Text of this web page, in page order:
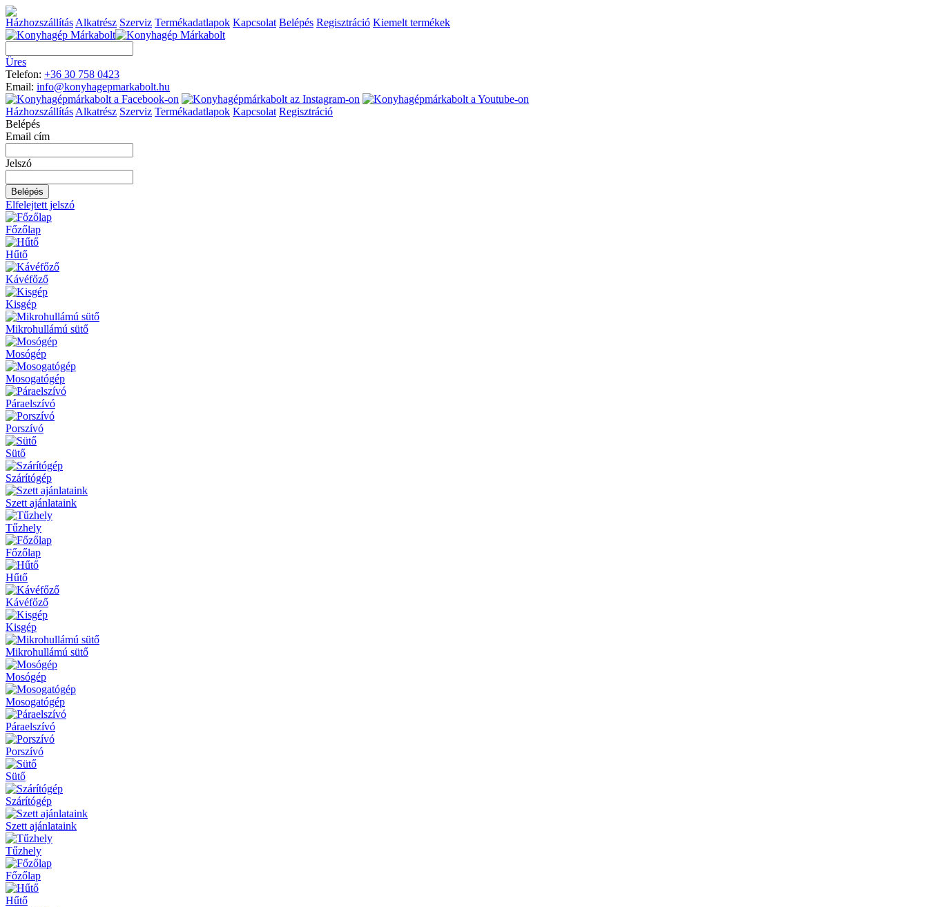
Házhozszállítás Alkatrész Szerviz Termékadatlapok Kapcsolat Belépés Regisztráció Kiemelt termékek
Üres
Telefon: +36 30 758 0423
Email: info@konyhagepmarkabolt.hu
Házhozszállítás Alkatrész Szerviz Termékadatlapok Kapcsolat Regisztráció
Belépés
Email cím
Jelszó
Elfelejtett jelszó
Főzőlap
Hűtő
Kávéfőző
Kisgép
Mikrohullámú sütő
Mosógép
Mosogatógép
Páraelszívó
Porszívó
Sütő
Szárítógép
Szett ajánlataink
Tűzhely
Főzőlap
Hűtő
Kávéfőző
Kisgép
Mikrohullámú sütő
Mosógép
Mosogatógép
Páraelszívó
Porszívó
Sütő
Szárítógép
Szett ajánlataink
Tűzhely
Főzőlap
Hűtő